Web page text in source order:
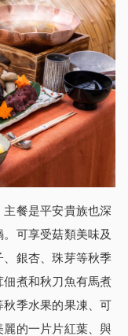
餐是平安貴族也深
可享受菇類美味及
銀杏、珠芽等秋季
煮和秋刀魚有馬煮
季水果的果凍、可
的一片片紅葉、與